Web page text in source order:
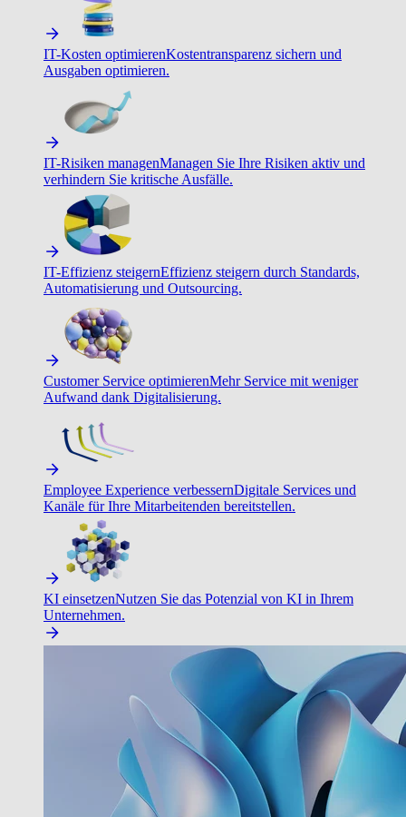
IT-Kosten optimierenKostentransparenz sichern und
Ausgaben optimieren.
IT-Risiken managenManagen Sie Ihre Risiken aktiv und
verhindern Sie kritische Ausfälle.
IT-Effizienz steigernEffizienz steigern durch Standards,
Automatisierung und Outsourcing.
Customer Service optimierenMehr Service mit weniger
Aufwand dank Digitalisierung.
Employee Experience verbessernDigitale Services und
Kanäle für Ihre Mitarbeitenden bereitstellen.
KI einsetzenNutzen Sie das Potenzial von KI in Ihrem
Unternehmen.